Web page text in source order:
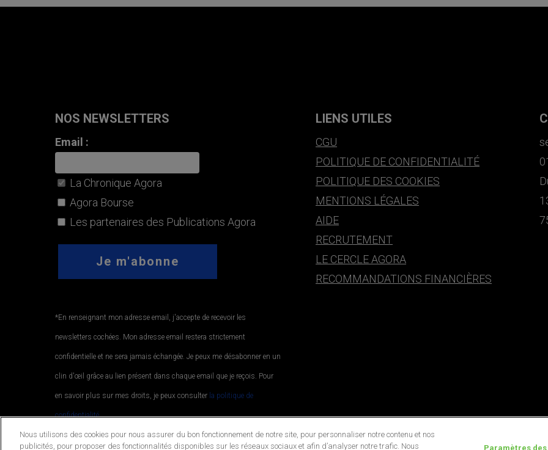
NOS NEWSLETTERS
Email :
La Chronique Agora
Agora Bourse
Les partenaires des Publications Agora
*En renseignant mon adresse email, j'accepte de recevoir les
newsletters cochées. Mon adresse email restera strictement
confidentielle et ne sera jamais échangée. Je peux me désabonner en un
clin d'œil grâce au lien présent dans chaque email que je reçois. Pour
en savoir plus sur mes droits, je peux consulter la politique de
confidentialité..
LIENS UTILES
CGU
POLITIQUE DE CONFIDENTIALITÉ
POLITIQUE DES COOKIES
MENTIONS LÉGALES
AIDE
RECRUTEMENT
LE CERCLE AGORA
RECOMMANDATIONS FINANCIÈRES
Nous utilisons des cookies pour nous assurer du bon fonctionnement de notre site, pour personnaliser notre contenu et nos
publicités, pour proposer des fonctionnalités disponibles sur les réseaux sociaux et afin d’analyser notre trafic. Nous
Paramètres